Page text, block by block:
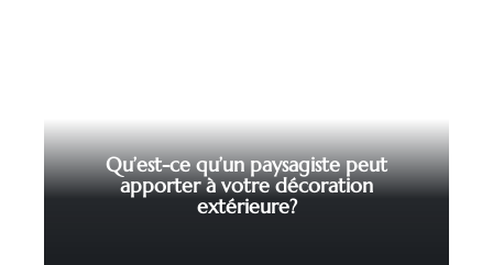
Qu’est-ce qu’un paysagiste peut
apporter à votre décoration
extérieure?